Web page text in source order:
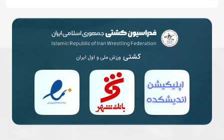
کشتی ورزش ملی و اول ایران